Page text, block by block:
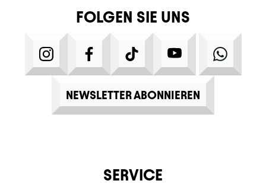
FOLGEN SIE UNS
INSTAGRAMFACEBOOKTIKTOK YOUTUBE
NEWSLETTER ABONNIEREN
SERVICE